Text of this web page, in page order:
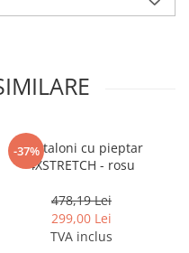
-37%
Pantaloni cu pieptar
4XSTRETCH - rosu
478,19 Lei
299,00 Lei
TVA inclus